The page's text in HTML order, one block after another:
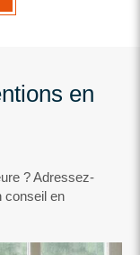
en
? Adressez-
conseil en